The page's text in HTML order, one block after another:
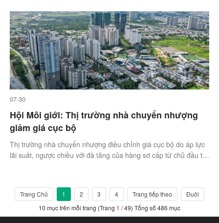
07-30
Hội Môi giới: Thị trường nhà chuyển nhượng
giảm giá cục bộ
Thị trường nhà chuyển nhượng điều chỉnh giá cục bộ do áp lực
lãi suất, ngược chiều với đà tăng của hàng sơ cấp từ chủ đầu tư
Trang Chủ 1 2 3 4 Trang tiếp theo
Đuôi
10 mục trên mỗi trang (Trang 1 / 49) Tổng số 486 mục